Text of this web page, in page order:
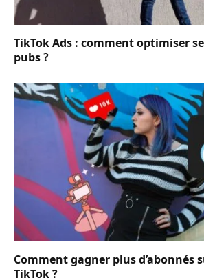
TikTok Ads : comment optimiser
pubs ?
Comment gagner plus d’abonnés
TikTok ?